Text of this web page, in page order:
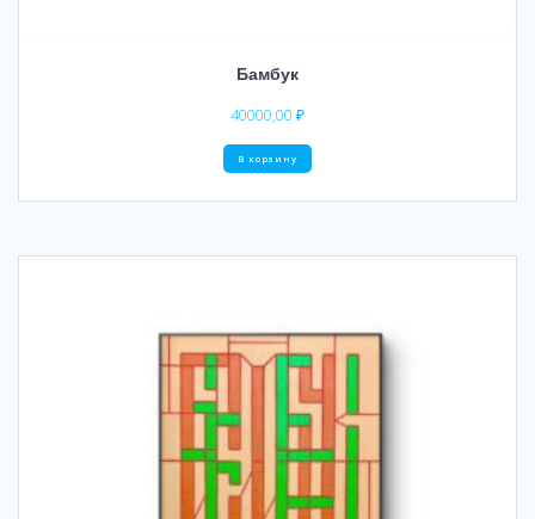
Бамбук
40000,00 ₽
В корзину